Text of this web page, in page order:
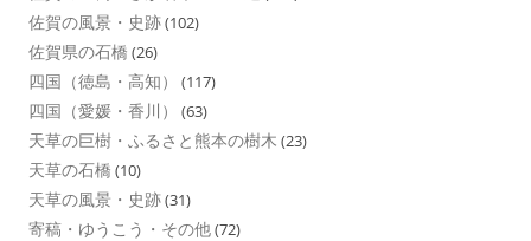
佐賀の風景・史跡(102)
佐賀県の石橋 (26)
四国（徳島・高知） (117)
四国（愛媛・香川） (63)
天草の巨樹・ふるさと熊本の樹木 (23)
天草の石橋 (10)
天草の風景・史跡(31)
寄稿・ゆうこう・その他(72)